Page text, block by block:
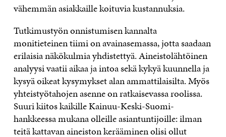
vähemmän asiakkaille koituvia kustannuksia.
Tutkimustyön onnistumisen kannalta
monitieteinen tiimi on avainasemassa, jotta saadaan
erilaisia näkökulmia yhdistettyä. Aineistolähtöinen
analyysi vaatii aikaa ja intoa sekä kykyä kuunnella ja
kysyä oikeat kysymykset alan ammattilaisilta. Myös
yhteistyötahojen asenne on ratkaisevassa roolissa.
Suuri kiitos kaikille Kainuu-Keski-Suomi-
hankkeessa mukana olleille asiantuntijoille: ilman
teitä kattavan aineiston kerääminen olisi ollut